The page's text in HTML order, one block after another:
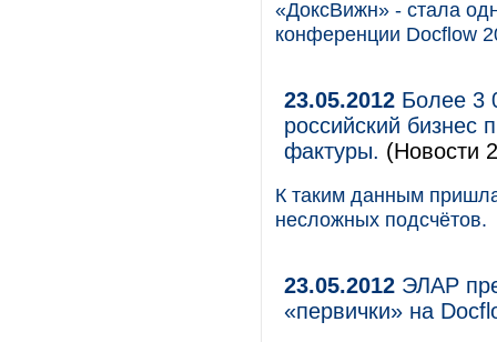
«ДоксВижн» - стала
конференции Docflow
23.05.2012 Более 3
российский бизнес
фактуры. (Новости
К таким данным
несложных подсчётов.
23.05.2012 ЭЛАР
«первички» на